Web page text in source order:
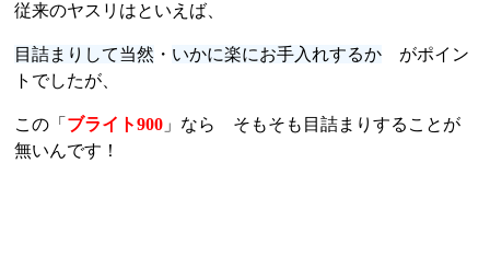
従来のヤスリはといえば、
目詰まりして当然 ・ いかに楽にお手入れするか がポイン
トでしたが、
この「 ブライト900 」なら そもそも目詰まりすることが
無いんです！